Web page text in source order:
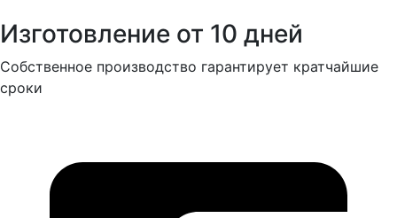
Изготовление от 10 дней
Собственное производство гарантирует кратчайшие
сроки